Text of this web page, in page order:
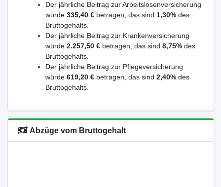
Der jährliche Beitrag zur Arbeitslosenversicherung
würde 335,40 € betragen, das sind 1,30% des
Bruttogehalts.
Der jährliche Beitrag zur Krankenversicherung
würde 2.257,50 € betragen, das sind 8,75% des
Bruttogehalts.
Der jährliche Beitrag zur Pflegeversicherung
würde 619,20 € betragen, das sind 2,40% des
Bruttogehalts.
Abzüge vom Bruttogehalt